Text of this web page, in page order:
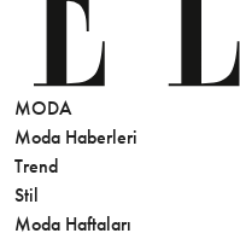
MODA
Moda Haberleri
Trend
Stil
Moda Haftaları